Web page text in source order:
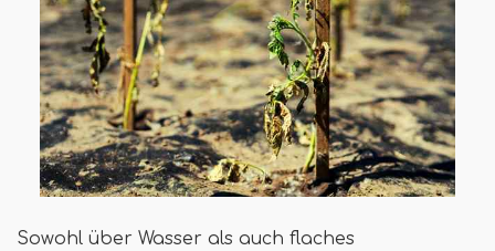
Sowohl über Wasser als auch flaches